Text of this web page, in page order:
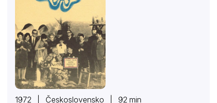
1972 | Československo | 92 min